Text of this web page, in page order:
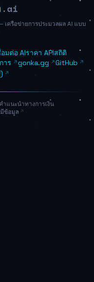
.ai
เครือข่ายการประมวลผล AI แบบ
อมต่อ AIราคา APIสถิติ
าร gonka.gg
GitHub
แนะนำทางการเงิน
ข้อมูล